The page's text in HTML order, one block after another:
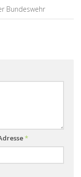
Bundeswehr
*